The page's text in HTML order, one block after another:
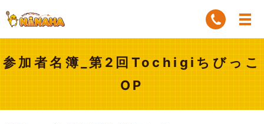
参加者名簿_第2回Tochigiちびっこ
OP